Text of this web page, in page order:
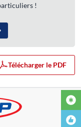
!
Télécharger le PDF